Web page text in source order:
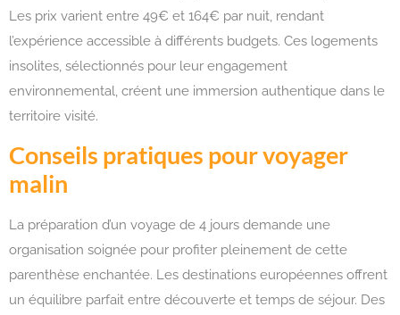
Les prix varient entre 49€ et 164€ par nuit, rendant
l’expérience accessible à différents budgets. Ces logements
insolites, sélectionnés pour leur engagement
environnemental, créent une immersion authentique dans le
territoire visité.
Conseils pratiques pour voyager
malin
La préparation d’un voyage de 4 jours demande une
organisation soignée pour profiter pleinement de cette
parenthèse enchantée. Les destinations européennes offrent
un équilibre parfait entre découverte et temps de séjour. Des